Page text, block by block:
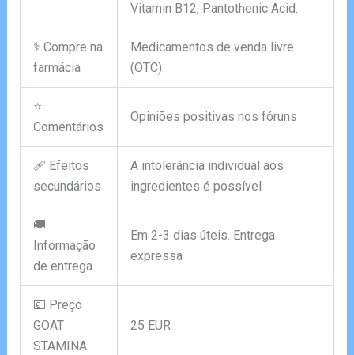
Vitamin B12, Pantothenic Acid.
⚕️ Compre na
farmácia
Medicamentos de venda livre
(OTC)
⭐
Comentários
Opiniões positivas nos fóruns
🩹 Efeitos
secundários
A intolerância individual aos
ingredientes é possível
🚚
Informação
de entrega
Em 2-3 dias úteis. Entrega
expressa
💶 Preço
GOAT
STAMINA
25 EUR